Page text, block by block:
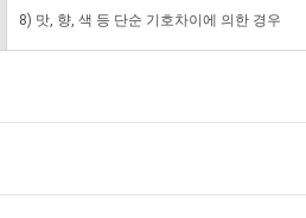
8) 맛, 향, 색 등 단순 기호차이에 의한 경우